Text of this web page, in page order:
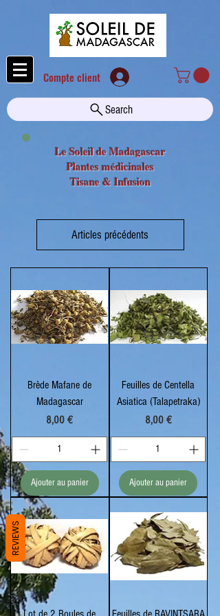
Compte client
Search
Le Soleil de Madagascar
Plantes médicinales
Tisane & Infusion
Articles précédents
Brède Mafane de
Madagascar
Prix
8,00 €
Ajouter au panier
Feuilles de Centella
Asiatica (Talapetraka)
Prix
8,00 €
Ajouter au panier
REVIEWS